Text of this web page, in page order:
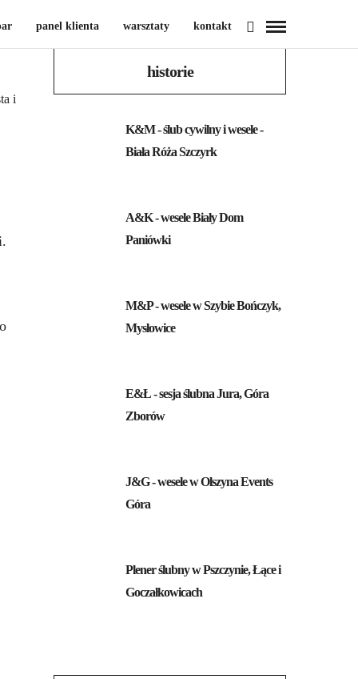
panel klienta warsztaty kontakt
i
historie
K&M - ślub cywilny i wesele -
Biała Róża Szczyrk
A&K - wesele Biały Dom
Paniówki
M&P - wesele w Szybie Bończyk,
Mysłowice
E&Ł - sesja ślubna Jura, Góra
Zborów
J&G - wesele w Olszyna Events
Góra
Plener ślubny w Pszczynie, Łące i
Goczałkowicach